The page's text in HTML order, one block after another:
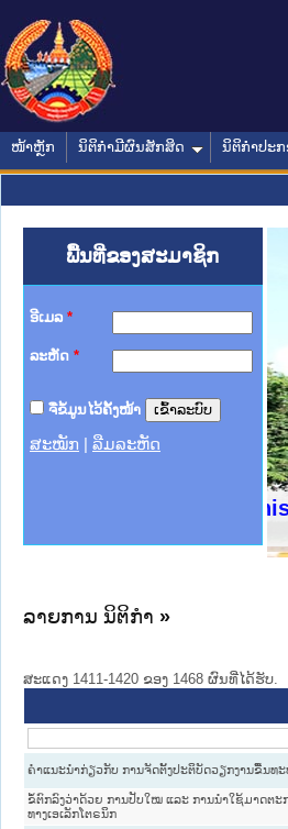
ໜ້າຫຼັກ ນິຕິກໍາມີຜົນສັກສິດ ນິຕິກໍາປະ
ພື້ນທີ່ຂອງສະມາຊິກ
ອີເມລ *
ລະຫັດ *
ຈື່ຂໍ້ມູນໄວ້ຄັ້ງໜ້າ
ສະໝັກ ລືມລະຫັດ
Ministry
າຊົນ ພາກເໜືອ
ການ
ກາງ
ໃຕ້
ຕຳຫຼວດປະຊາຊົນ
ສັນຕິບານປະຊາຊົນ
ກເໜືອ
າຊົນ ພາກກາງ
ລາຍການ ນິຕິກໍາ »
ສະແດງ 1411-1420 ຂອງ 1468 ຜົນທີ່ໄດ້ຮັບ.
ຄຳແນະນຳກ່ຽວກັບ ການຈັດຕັ້ງປະຕິບັດວຽກງານຂື້ນທ
ຂໍ້ຕົກລົງວ່າດ້ວຍ ການປັບໃໝ ແລະ ການນຳໃຊ້ມາດຕ
ທາງເອເລັກໂຕຣນິກ